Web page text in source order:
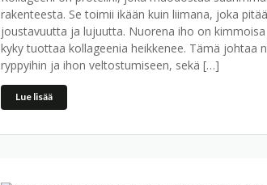
rakenteesta. Se toimii ikään kuin liimana, joka
joustavuutta ja lujuutta. Nuorena iho on
kyky tuottaa kollageenia heikkenee. Tämä johtaa
ryppyihin ja ihon veltostumiseen, sekä […]
Lue lisää